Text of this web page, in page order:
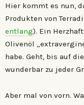
Hier kommt es nun,
Produkten von
entlang). Ein
Olivenöl
habe. Geht, bis auf
wunderbar zu jeder
Aber mal von vorn.